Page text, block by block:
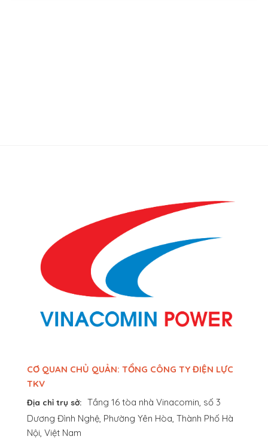
CƠ QUAN CHỦ QUẢN: TỔNG CÔNG TY ĐIỆN LỰC
TKV
Địa chỉ trụ sở: Tầng 16 tòa nhà Vinacomin, số 3
Dương Đình Nghệ, Phường Yên Hòa, Thành Phố Hà
Nội, Việt Nam